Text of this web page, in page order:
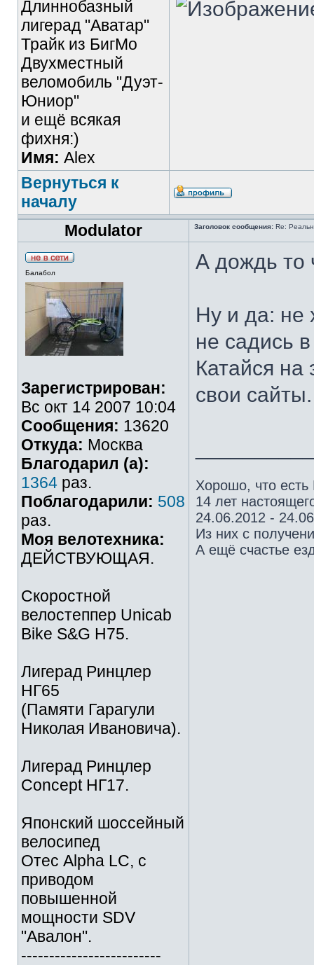
Длиннобазный
лигерад "Аватар"
Трайк из БигМо
Двухместный
веломобиль "Дуэт-
Юниор"
и ещё всякая
фихня:)
Имя: Alex
Вернуться к
началу
Modulator
Заголовок сообщения: Re:
Балабол
Зарегистрирован:
Вс окт 14 2007 10:04
Сообщения: 13620
Откуда: Москва
Благодарил (а):
1364 раз.
Поблагодарили: 508
раз.
Моя велотехника:
ДЕЙСТВУЮЩАЯ.
Скоростной
велостеппер Unicab
Bike S&G Н75.
Лигерад Ринцлер
НГ65
(Памяти Гарагули
Николая Ивановича).
Лигерад Ринцлер
Concept НГ17.
Японский шоссейный
велосипед
Отес Alpha LC, с
приводом
повышенной
мощности SDV
"Авалон".
-------------------------
А дождь
Ну и да: не
не садись
Катайся на
свои сайты.
Хорошо, что
14 лет
24.06.2012 -
Из них с
А ещё счастье